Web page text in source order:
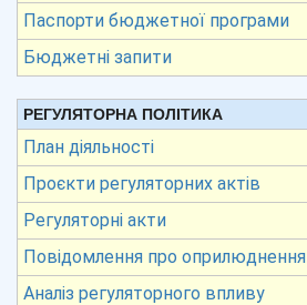
Паспорти бюджетної програми
Бюджетні запити
РЕГУЛЯТОРНА ПОЛІТИКА
План діяльності
Проєкти регуляторних актів
Регуляторні акти
Повідомлення про оприлюднення
Аналіз регуляторного впливу